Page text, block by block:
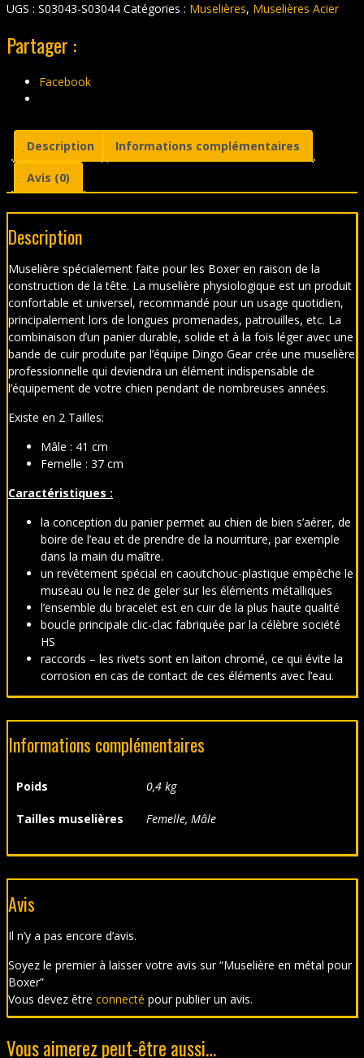
en
pour
UGS : S03043-S03044 Catégories : Muselières, Muselières Acier
Partager :
Facebook
Description Informations complémentaires
Avis (0)
Description
Muselière spécialement faite pour les Boxer en raison de la
construction de la tête. La muselière physiologique est un produit
confortable et universel, recommandé pour un usage quotidien,
principalement lors de longues promenades, patrouilles, etc. La
combinaison d’un panier durable, solide et à la fois léger avec une
bande de cuir produite par l’équipe Dingo Gear crée une muselière
professionnelle qui deviendra un élément indispensable de
l’équipement de votre chien pendant de nombreuses années.
Existe en 2 Tailles:
Mâle : 41 cm
Femelle : 37 cm
Caractéristiques :
la conception du panier permet au chien de bien s’aérer, de
boire de l’eau et de prendre de la nourriture, par exemple
dans la main du maître.
un revêtement spécial en caoutchouc-plastique empêche le
museau ou le nez de geler sur les éléments métalliques
l’ensemble du bracelet est en cuir de la plus haute qualité
boucle principale clic-clac fabriquée par la célèbre société
HS
raccords – les rivets sont en laiton chromé, ce qui évite la
corrosion en cas de contact de ces éléments avec l’eau.
Informations complémentaires
Poids 0,4 kg
Tailles muselières Femelle, Mâle
Avis
Il n’y a pas encore d’avis.
Soyez le premier à laisser votre avis sur “Muselière en métal pour
Boxer”
Vous devez être connecté pour publier un avis.
Vous aimerez peut-être aussi…